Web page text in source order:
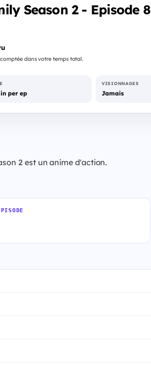
Season 2 - Episode 8
dans votre temps total.
per ep
VISIONNAGES
Jamais
2 est un anime d'action.